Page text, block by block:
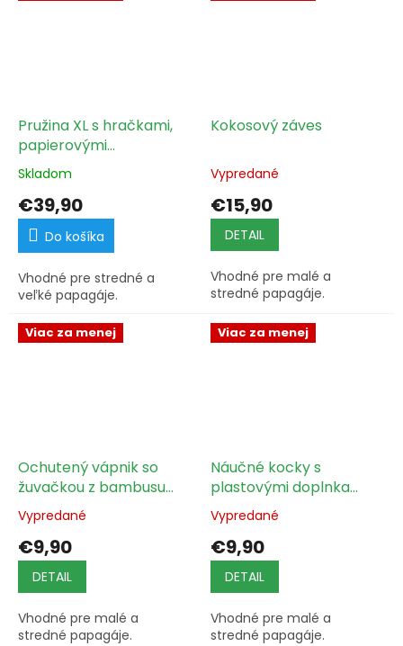
Pružina XL s hračkami,
papierovými
povrázkami a kožami
Skladom
€39,90
Do košíka
Vhodné pre stredné a
veľké papagáje.
Kokosový záves
Vypredané
€15,90
DETAIL
Vhodné pre malé a
stredné papagáje.
Viac za menej
Ochutený vápnik so
žuvačkou z bambusu
a s kávovníkom na
koži
Vypredané
€9,90
DETAIL
Vhodné pre malé a
stredné papagáje.
Viac za menej
Náučné kocky s
plastovými doplnkami
a zvončekom
Vypredané
€9,90
DETAIL
Vhodné pre malé a
stredné papagáje.